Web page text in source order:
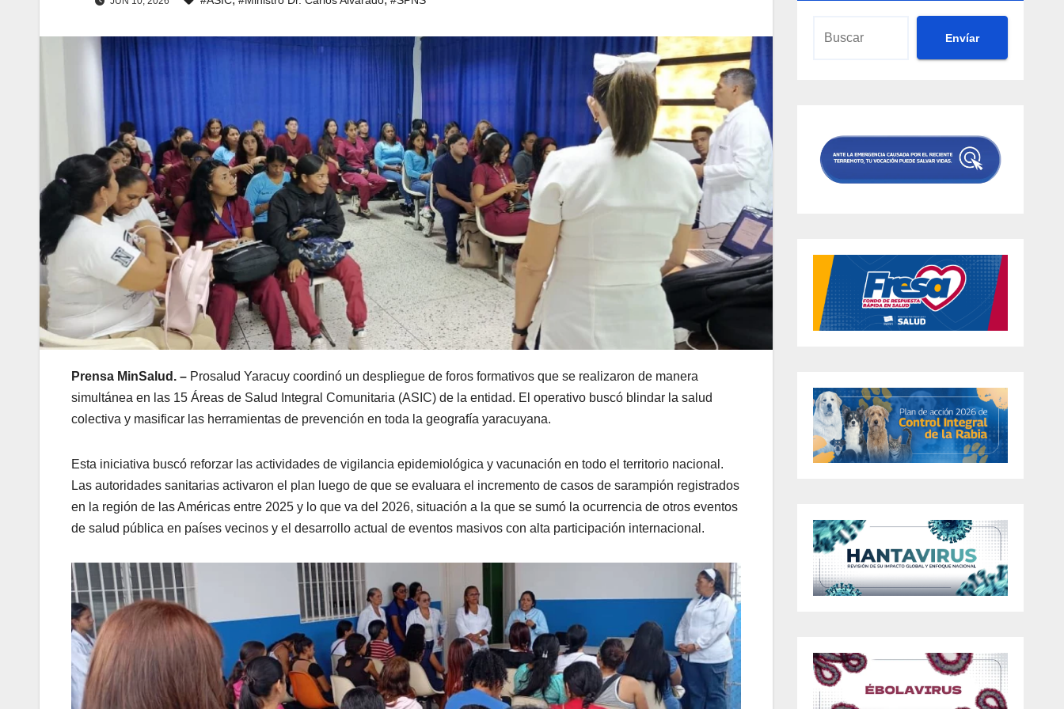
Prensa MinSalud. – Prosalud Yaracuy coordinó un despliegue de foros formativos que se realizaron de manera
simultánea en las 15 Áreas de Salud Integral Comunitaria (ASIC) de la entidad. El operativo buscó blindar la salud
colectiva y masificar las herramientas de prevención en toda la geografía yaracuyana.
Esta iniciativa buscó reforzar las actividades de vigilancia epidemiológica y vacunación en todo el territorio nacional.
Las autoridades sanitarias activaron el plan luego de que se evaluara el incremento de casos de sarampión registrados
en la región de las Américas entre 2025 y lo que va del 2026, situación a la que se sumó la ocurrencia de otros eventos
de salud pública en países vecinos y el desarrollo actual de eventos masivos con alta participación internacional.
Envíar